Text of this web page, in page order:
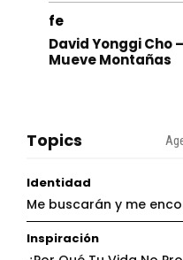
fe
David Yonggi Cho
Mueve Montañas
Topics
Identidad
Me buscarán y me
Inspiración